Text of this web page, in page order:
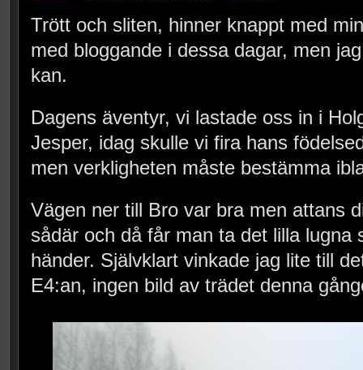
Trött och sliten, hinner knappt med
med bloggande i dessa dagar, men
kan.
Dagens äventyr, vi lastade oss in i
Jesper, idag skulle vi fira hans
men verkligheten måste bestämma
Vägen ner till Bro var bra men attans
sådär och då får man ta det lilla lugna
händer. Självklart vinkade jag lite till
E4:an, ingen bild av trädet denna